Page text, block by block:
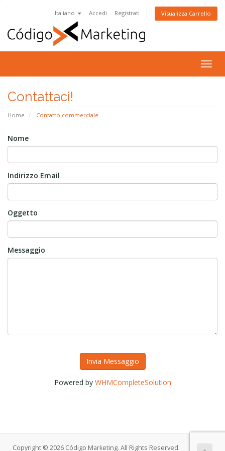
Italiano Accedi Registrati Visualizza Carrello
Contattaci!
Home Contatto commerciale
Nome
Indirizzo Email
Oggetto
Messaggio
Invia Messaggio
Powered by WHMCompleteSolution
Copyright © 2026 Código Marketing. All Rights Reserved.